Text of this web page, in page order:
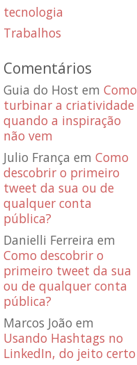
tecnologia
Trabalhos
Comentários
Guia do Host emComo
turbinar a criatividade
quando a inspiração
não vem
Julio França emComo
descobrir o primeiro
tweet da sua ou de
qualquer conta
pública?
Danielli Ferreira em
Como descobrir o
primeiro tweet da sua
ou de qualquer conta
pública?
Marcos João em
Usando Hashtags no
LinkedIn, do jeito certo